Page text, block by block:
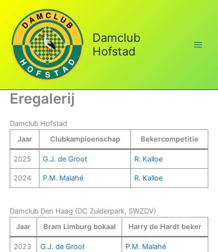
inhoud
Damclub
Hofstad
Eregalerij
Damclub Hofstad
Jaar
Clubkampioenschap Bekercompetitie
2025 G.J. de Groot R. Kalloe
2024 P.M. Malahé R. Kalloe
Damclub Den Haag (DC Zuiderpark, SWZDV)
Jaar
Bram Limburg bokaal Harry de Hardt beker
2023 G.J. de Groot P.M. Malahé